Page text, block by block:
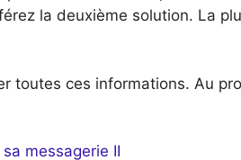
la deuxième solution. La
toutes ces informations. Au
messagerie II